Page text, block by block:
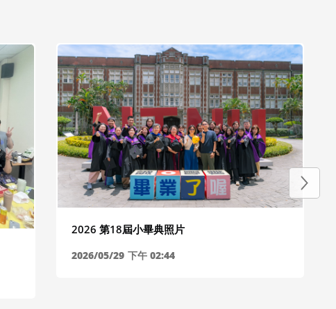
2026 第18屆小畢典照片
2026/05/29 下午 02:44